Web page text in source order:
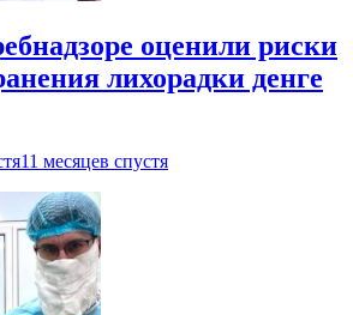
оценили риски
лихорадки денге
11 месяцев спустя